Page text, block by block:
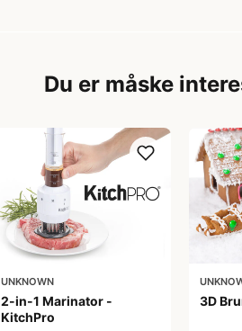
Du er måske
UNKNOWN
2-in-1 Marinator -
KitchPro
3D